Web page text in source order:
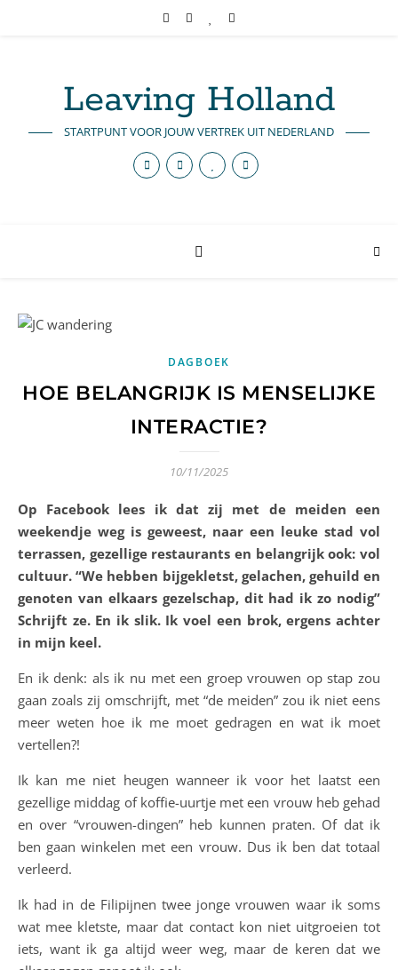
Leaving Holland
STARTPUNT VOOR JOUW VERTREK UIT NEDERLAND
DAGBOEK
HOE BELANGRIJK IS MENSELIJKE
INTERACTIE?
10/11/2025
Op Facebook lees ik dat zij met de meiden een
weekendje weg is geweest, naar een leuke stad vol
terrassen, gezellige restaurants en belangrijk ook: vol
cultuur. “We hebben bijgekletst, gelachen, gehuild en
genoten van elkaars gezelschap, dit had ik zo nodig”
Schrijft ze. En ik slik. Ik voel een brok, ergens achter
in mijn keel.
En ik denk: als ik nu met een groep vrouwen op stap zou
gaan zoals zij omschrijft, met “de meiden” zou ik niet eens
meer weten hoe ik me moet gedragen en wat ik moet
vertellen?!
Ik kan me niet heugen wanneer ik voor het laatst een
gezellige middag of koffie-uurtje met een vrouw heb gehad
en over “vrouwen-dingen” heb kunnen praten. Of dat ik
ben gaan winkelen met een vrouw. Dus ik ben dat totaal
verleerd.
Ik had in de Filipijnen twee jonge vrouwen waar ik soms
wat mee kletste, maar dat contact kon niet uitgroeien tot
iets, want ik ga altijd weer weg, maar de keren dat we